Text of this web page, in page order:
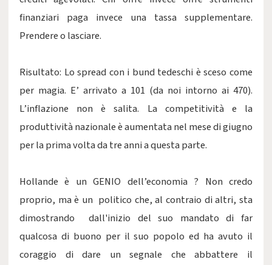
finanziari paga invece una tassa supplementare.
Prendere o lasciare.
Risultato: Lo spread con i bund tedeschi è sceso come
per magia. E’ arrivato a 101 (da noi intorno ai 470).
L’inflazione non è salita. La competitività e la
produttività nazionale è aumentata nel mese di giugno
per la prima volta da tre anni a questa parte.
Hollande è un GENIO dell’economia ? Non credo
proprio, ma è un politico che, al contraio di altri, sta
dimostrando dall'inizio del suo mandato di far
qualcosa di buono per il suo popolo ed ha avuto il
coraggio di dare un segnale che abbattere il